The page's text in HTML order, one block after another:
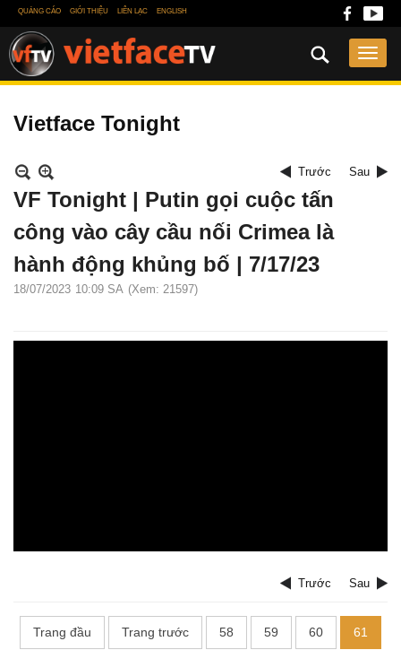
QUẢNG CÁO GIỚI THIỆU LIÊN LẠC ENGLISH
Vietface Tonight
Trước Sau
VF Tonight | Putin gọi cuộc tấn
công vào cây cầu nối Crimea là
hành động khủng bố | 7/17/23
18/07/2023 10:09 SA (Xem: 21597)
Trước Sau
Trang đầu Trang trước 58 59 60 61